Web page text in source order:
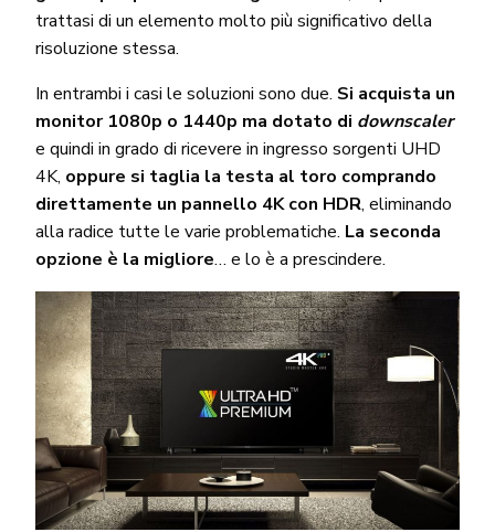
trattasi di un elemento molto più significativo della
risoluzione stessa.
In entrambi i casi le soluzioni sono due. Si acquista un
monitor 1080p o 1440p ma dotato di downscaler
e quindi in grado di ricevere in ingresso sorgenti UHD
4K, oppure si taglia la testa al toro comprando
direttamente un pannello 4K con HDR, eliminando
alla radice tutte le varie problematiche. La seconda
opzione è la migliore… e lo è a prescindere.